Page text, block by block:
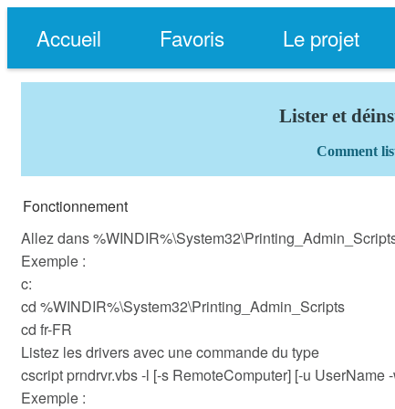
Accueil Favoris Le projet
Lister et
Comment
Fonctionnement
Allez dans
Exemple :
c:
cd %WINDIR%\System32\Printing_Admin_Scripts
cd fr-FR
Listez les drivers avec une commande du type
cscript prndrvr.vbs -l [-s RemoteComputer] [-u UserName
Exemple :